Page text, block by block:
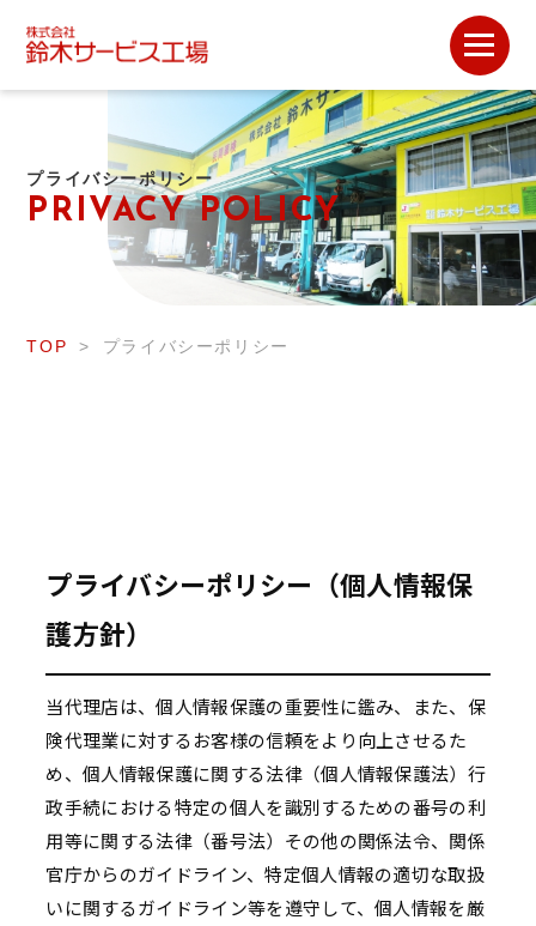
プライバシーポリシー
PRIVACY POLICY
TOP プライバシーポリシー
プライバシーポリシー（個人情報保
護方針）
当代理店は、個人情報保護の重要性に鑑み、また、保
険代理業に対するお客様の信頼をより向上させるた
め、個人情報保護に関する法律（個人情報保護法）行
政手続における特定の個人を識別するための番号の利
用等に関する法律（番号法）その他の関係法令、関係
官庁からのガイドライン、特定個人情報の適切な取扱
いに関するガイドライン等を遵守して、個人情報を厳